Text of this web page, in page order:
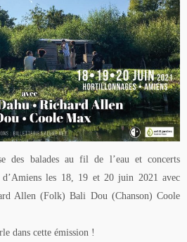
des balades au fil de l’eau et concerts
les 18, 19 et 20 juin 2021 avec
Allen (Folk) Bali Dou (Chanson) Coole
dans cette émission !